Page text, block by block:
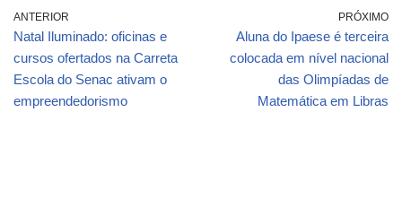
ANTERIOR
Natal Iluminado: oficinas e
cursos ofertados na Carreta
Escola do Senac ativam o
empreendedorismo
PRÓXIMO
Aluna do Ipaese é terceira
colocada em nível nacional
das Olimpíadas de
Matemática em Libras